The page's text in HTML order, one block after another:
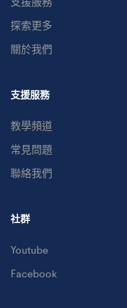
探索更多
關於我們
支援服務
教學頻道
常見問題
聯絡我們
社群
Youtube
Facebook